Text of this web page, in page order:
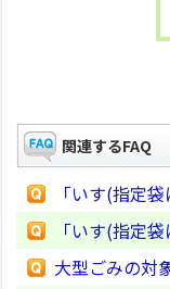
関連するFAQ
「いす(指定
「いす(指定
大型ごみの対